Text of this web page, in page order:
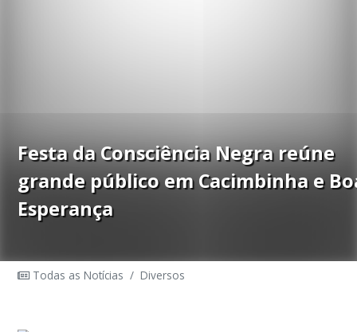
Festa da Consciência Negra reúne
grande público em Cacimbinha e
Esperança
Todas as Notícias / Diversos